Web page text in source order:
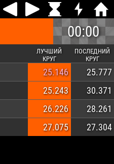
00:00
ЛУЧШИЙ
КРУГ
ПОСЛЕДНИЙ
КРУГ
25.146
25.777
25.243
30.371
26.226
28.261
27.075 27.304